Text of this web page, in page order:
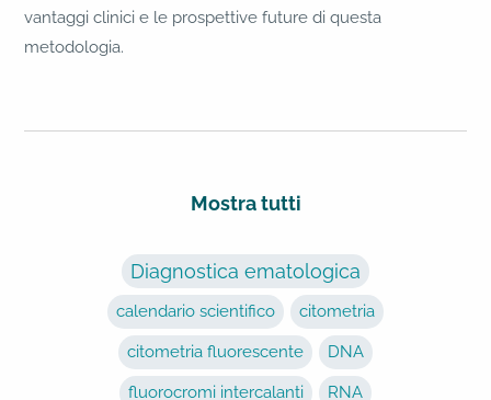
vantaggi clinici e le prospettive future di questa
metodologia.
Mostra tutti
Diagnostica ematologica
calendario scientifico citometria
citometria fluorescente DNA
fluorocromi intercalanti RNA